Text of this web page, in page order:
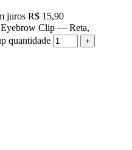
juros R$ 15,90
Eyebrow Clip — Reta,
quantidade